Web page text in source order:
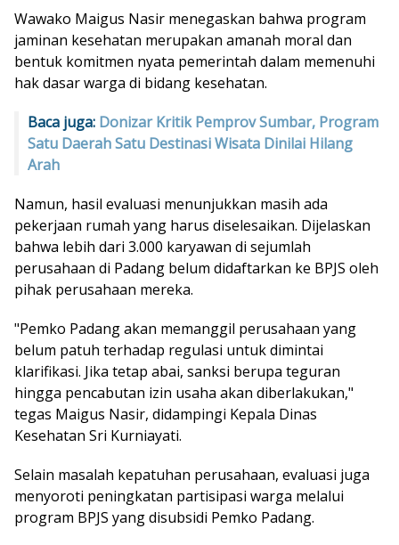
Wawako Maigus Nasir menegaskan bahwa program
jaminan kesehatan merupakan amanah moral dan
bentuk komitmen nyata pemerintah dalam memenuhi
hak dasar warga di bidang kesehatan.
Baca juga: Donizar Kritik Pemprov Sumbar, Program
Satu Daerah Satu Destinasi Wisata Dinilai Hilang
Arah
Namun, hasil evaluasi menunjukkan masih ada
pekerjaan rumah yang harus diselesaikan. Dijelaskan
bahwa lebih dari 3.000 karyawan di sejumlah
perusahaan di Padang belum didaftarkan ke BPJS oleh
pihak perusahaan mereka.
"Pemko Padang akan memanggil perusahaan yang
belum patuh terhadap regulasi untuk dimintai
klarifikasi. Jika tetap abai, sanksi berupa teguran
hingga pencabutan izin usaha akan diberlakukan,"
tegas Maigus Nasir, didampingi Kepala Dinas
Kesehatan Sri Kurniayati.
Selain masalah kepatuhan perusahaan, evaluasi juga
menyoroti peningkatan partisipasi warga melalui
program BPJS yang disubsidi Pemko Padang.